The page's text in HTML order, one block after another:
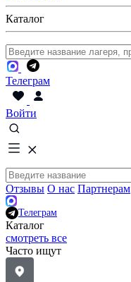
Каталог
Телеграм
Войти
Отзывы О нас Партнерам
Телеграм
Каталог
смотреть все
Часто ищут